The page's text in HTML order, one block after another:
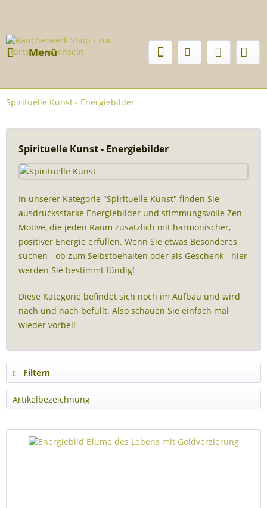
Menü
Spirituelle Kunst - Energiebilder
Spirituelle Kunst - Energiebilder
In unserer Kategorie "Spirituelle Kunst" finden Sie
ausdrucksstarke Energiebilder und stimmungsvolle Zen-
Motive, die jeden Raum zusätzlich mit harmonischer,
positiver Energie erfüllen. Wenn Sie etwas Besonderes
suchen - ob zum Selbstbehalten oder als Geschenk - hier
werden Sie bestimmt fündig!
Diese Kategorie befindet sich noch im Aufbau und wird
nach und nach befüllt. Also schauen Sie einfach mal
wieder vorbei!
Filtern